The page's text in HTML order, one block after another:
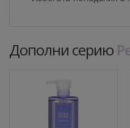
Дополни серию